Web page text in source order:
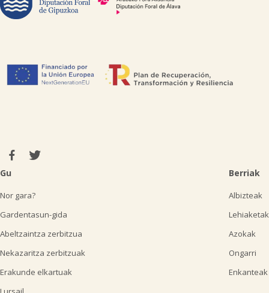
Gu
Nor gara?
Gardentasun-gida
Abeltzaintza zerbitzua
Nekazaritza zerbitzuak
Erakunde elkartuak
Berriak
Albizteak
Lehiaketak
Azokak
Ongarri
Enkanteak